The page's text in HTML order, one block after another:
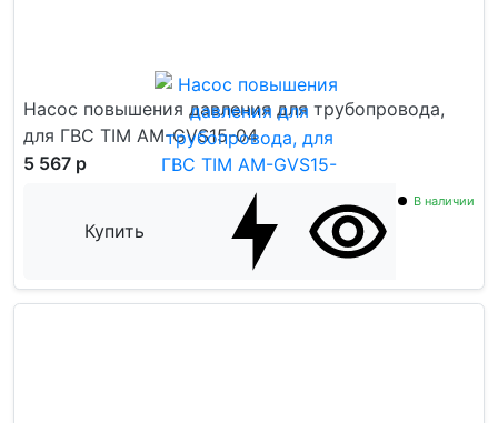
Насос повышения давления для трубопровода,
для ГВС TIM AM-GVS15-04
5 567 р
Купить
В наличии